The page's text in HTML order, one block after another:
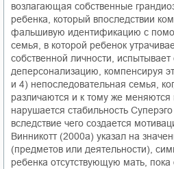
возлагающая собственные
ребенка, который впоследствии
фальшивую идентификацию с
семья, в которой ребенок
собственной личности,
деперсонализацию, компенсируя
и 4) непоследовательная семья,
различаются и к тому же меняются
нарушается стабильность
вследствие чего создается
Винникотт (2000а) указал на
(предметов или деятельности),
ребенка отсутствующую мать,